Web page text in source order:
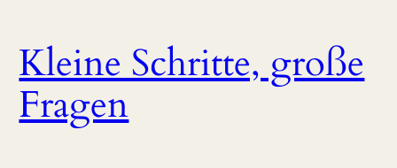
springen
Kleine Schritte, große
Fragen